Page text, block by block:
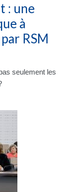
: une
à
RSM
seulement les